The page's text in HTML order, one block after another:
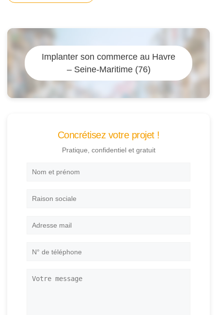
Implanter son commerce au Havre
– Seine-Maritime (76)
Concrétisez votre projet !
Pratique, confidentiel et gratuit
Nom
Raison
Adresse
N°
Votre